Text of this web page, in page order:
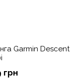
Garmin Descent
грн